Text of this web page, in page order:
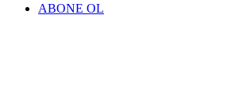
ABONE OL